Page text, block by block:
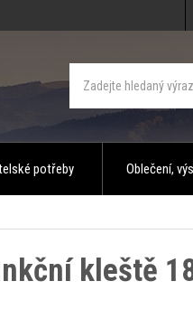
potřeby Oblečení,
kleště